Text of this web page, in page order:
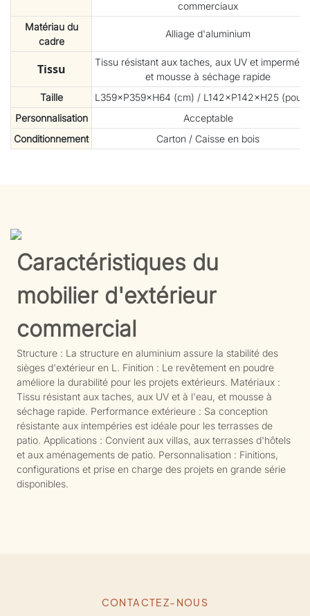
commerciaux
Matériau du
cadre
Alliage d'aluminium
Tissu
Tissu résistant aux taches, aux UV et
et mousse à séchage rapide
Taille
L359×P359×H64 (cm) / L142×P142×H25
Personnalisation
Acceptable
Conditionnement
Carton / Caisse en bois
Caractéristiques du
mobilier d'extérieur
commercial
Structure : La structure en aluminium assure la stabilité des
sièges d'extérieur en L. Finition : Le revêtement en poudre
améliore la durabilité pour les projets extérieurs. Matériaux :
Tissu résistant aux taches, aux UV et à l'eau, et mousse à
séchage rapide. Performance extérieure : Sa conception
résistante aux intempéries est idéale pour les terrasses de
patio. Applications : Convient aux villas, aux terrasses d'hôtels
et aux aménagements de patio. Personnalisation : Finitions,
configurations et prise en charge des projets en grande série
disponibles.
CONTACTEZ-NOUS